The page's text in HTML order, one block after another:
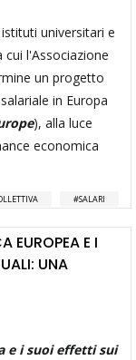
universitari e
cui l'Associazione
un progetto
in Europa
), alla luce
economica
SALARI
EUROPEA E I
UNA
e i suoi effetti sui